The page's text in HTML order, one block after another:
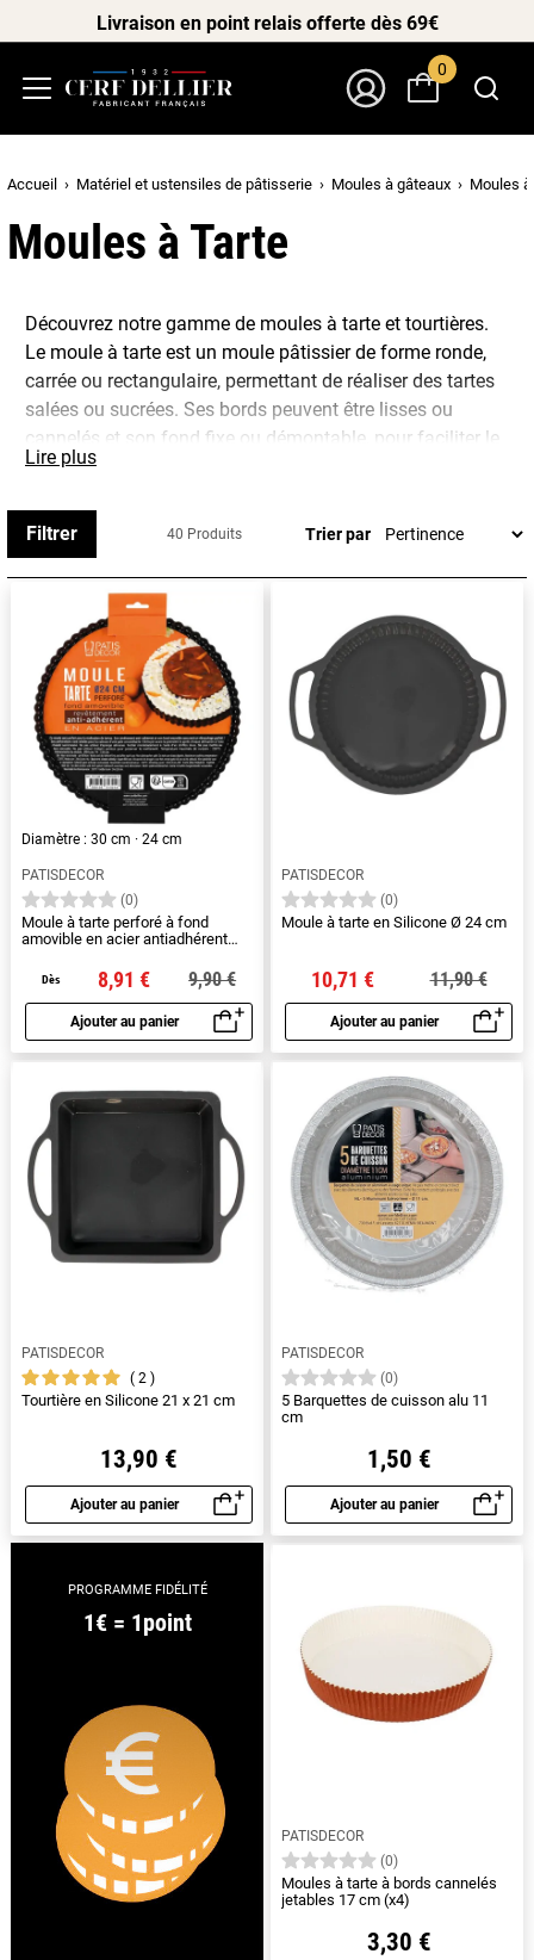
Livraison en point relais offerte dès 69€
0
Accueil Matériel et ustensiles de pâtisserie Moules à gâteaux Moules
Moules à Tarte
Découvrez notre gamme de moules à tarte et tourtières.
Le moule à tarte est un moule pâtissier de forme ronde,
carrée ou rectangulaire, permettant de réaliser des tartes
salées ou sucrées. Ses bords peuvent être lisses ou
cannelés et son fond fixe ou démontable, pour faciliter le
démoulage. Nous vous proposons différentes formes et
forcément le moule à tarte pour réussir vos tartes sur
notre site !
Lire plus
40 Produits
Filtrer Trier par
Diamètre : 30 cm · 24 cm
PATISDECOR
(0)
Moule à tarte perforé à fond
amovible en acier antiadhérent
Dès 8,91 € 9,90 €
Ajouter au panier
Aperçu rapide
PATISDECOR
(0)
Moule à tarte en Silicone Ø 24 cm
10,71 € 11,90 €
Ajouter au panier
Aperçu rapide
PATISDECOR
2
Tourtière en Silicone 21 x 21 cm
13,90 €
Ajouter au panier
Aperçu rapide
PATISDECOR
(0)
5 Barquettes de cuisson alu 11
cm
1,50 €
Ajouter au panier
Aperçu rapide
PROGRAMME FIDÉLITÉ
1€ = 1point
PATISDECOR
(0)
Moules à tarte à bords cannelés
jetables 17 cm (x4)
3,30 €